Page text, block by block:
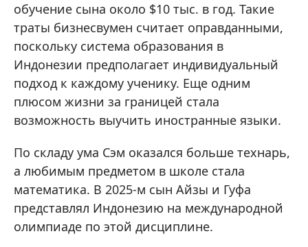
обучение сына около $10 тыс. в год. Такие
траты бизнесвумен считает оправданными,
поскольку система образования в
Индонезии предполагает индивидуальный
подход к каждому ученику. Еще одним
плюсом жизни за границей стала
возможность выучить иностранные языки.
По складу ума Сэм оказался больше технарь,
а любимым предметом в школе стала
математика. В 2025-м сын Айзы и Гуфа
представлял Индонезию на международной
олимпиаде по этой дисциплине.